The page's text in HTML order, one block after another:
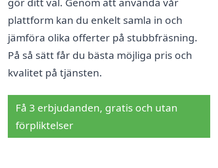
plattform kan du enkelt samla in och
jämföra olika offerter på stubbfräsning.
På så sätt får du bästa möjliga pris och
kvalitet på tjänsten.
Få 3 erbjudanden, gratis och utan
förpliktelser